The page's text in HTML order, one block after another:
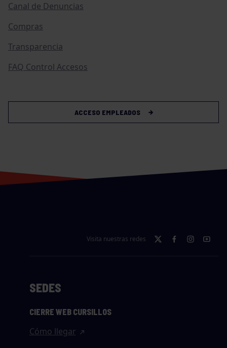
Canal de Denuncias
Compras
Transparencia
FAQ Control Accesos
ACCESO EMPLEADOS
Visita nuestras redes
SEDES
CIERRE WEB CURSILLOS
Cómo llegar